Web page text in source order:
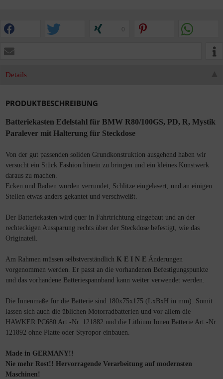
0
Details
PRODUKTBESCHREIBUNG
Batteriekasten Edelstahl für BMW R80/100GS, PD, R, Mystik
Paralever mit Halterung für Steckdose
Von der gut passenden soliden Grundkonstruktion ausgehend haben wir
versucht ein Stück Fashion hinein zu bringen und ein kleines Kunstwerk
daraus zu machen.
Ecken und Radien wurden verrundet, Schlitze eingelasert, und an einigen
Stellen etwas anders gekantet und verschweißt.
Der Batteriekasten wird quer in Fahrtrichtung eingebaut und an der
rechteckigen Aussparung rechts über der Steckdose befestigt, wie das
Originateil.
Am Rahmen müssen selbstverständlich K E I N E Änderungen
vorgenommen werden. Er passt an die vorhandenen Befestigungspunkte
und das vorhandene Batteriespannband kann weiter verwendet werden.
Die Innenmaße für die Batterie sind 180x75x175 (LxBxH in mm). Somit
lassen sich auch die üblichen Motorradbatterien und vor allem die
HAWKER PC680 Art.-Nr. 121882 und die Lithium Ionen Batterie Art.-Nr.
121892 ohne Platte oder Styropor einbauen.
Made in GERMANY!!
Nie mehr Rost!! Hervorragende Verarbeitung auf modernsten
Maschinen!